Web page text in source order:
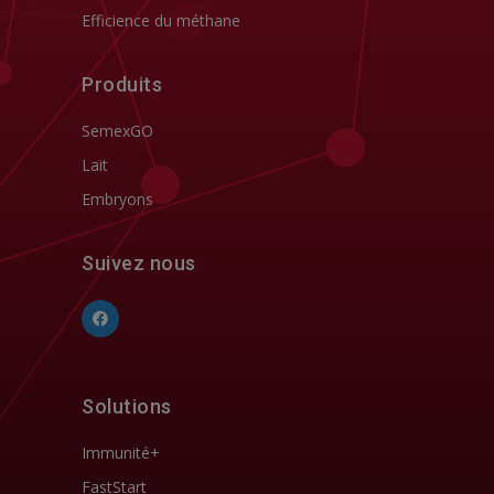
Efficience du méthane
Produits
SemexGO
Lait
Embryons
Suivez nous
Solutions
Immunité+
FastStart